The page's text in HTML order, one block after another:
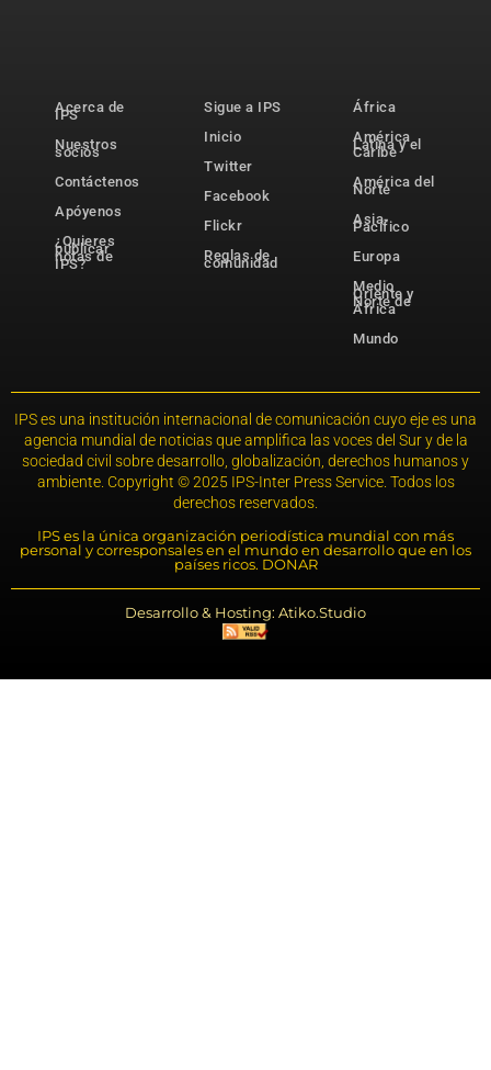
Acerca de
IPS
Nuestros
socios
Contáctenos
Apóyenos
¿Quieres
publicar
notas de
IPS?
Sigue a IPS
Inicio
Twitter
Facebook
Flickr
Reglas de
comunidad
África
América
Latina y el
Caribe
América del
Norte
Asia-
Pacífico
Europa
Medio
Oriente y
Norte de
África
Mundo
IPS es una institución internacional de comunicación cuyo eje es una
agencia mundial de noticias que amplifica las voces del Sur y de la
sociedad civil sobre desarrollo, globalización, derechos humanos y
ambiente. Copyright © 2025 IPS-Inter Press Service. Todos los
derechos reservados.
IPS es la única organización periodística mundial con más
personal y corresponsales en el mundo en desarrollo que en los
países ricos. DONAR
Desarrollo & Hosting: Atiko.Studio